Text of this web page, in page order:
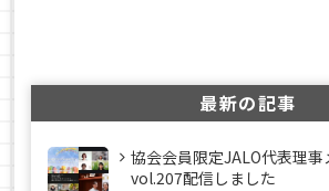
最新の記事
協会会員限定JALO代表理
vol.207配信しました